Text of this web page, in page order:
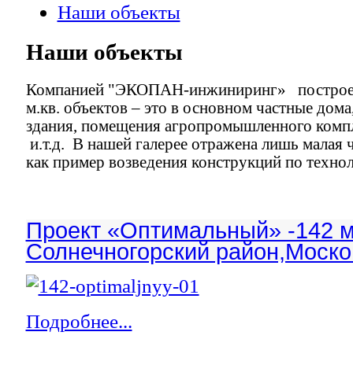
Наши объекты
Наши объекты
Компанией "ЭКОПАН-инжиниринг»
м.кв. объектов – это в основном частные
здания, помещения агропромышленного
и.т.д. В нашей галерее отражена лишь малая
как пример возведения конструкций по
Проект «Оптимальный» -142
Солнечногорский
Подробнее...